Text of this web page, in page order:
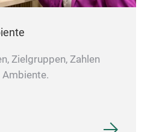
Zielgruppen, Zahlen
Ambiente.